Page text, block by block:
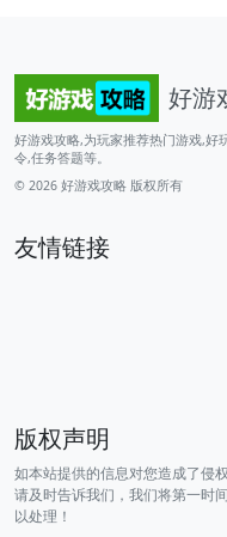
好游
好游戏攻略,为玩家推荐热门游戏,好
令,任务答题等。
© 2026 好游戏攻略 版权所有
友情链接
版权声明
如本站提供的信息对您造成了侵
请及时告诉我们，我们将第一时
以处理！